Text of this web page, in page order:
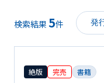
検索結果 5件
絶版 完売 書籍